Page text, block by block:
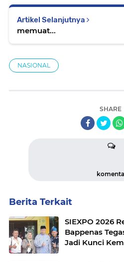
Artikel Selanjutnya
memuat...
NASIONAL
SHARE
Berita Terkait
SIEXPO 2026
Bappenas
Jadi Kunci